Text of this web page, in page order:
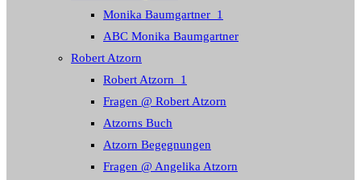
Monika Baumgartner_1
ABC Monika Baumgartner
Robert Atzorn
Robert Atzorn_1
Fragen @ Robert Atzorn
Atzorns Buch
Atzorn Begegnungen
Fragen @ Angelika Atzorn